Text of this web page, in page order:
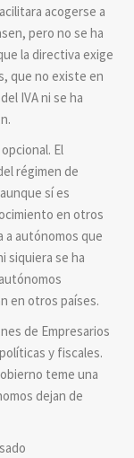
acogerse a
pero no se ha
la directiva exige
que no existe en
IVA ni se ha
El
régimen de
sí es
en otros
a autónomos que
siquiera se ha
en otros países.
de Empresarios
y fiscales.
teme una
dejan de